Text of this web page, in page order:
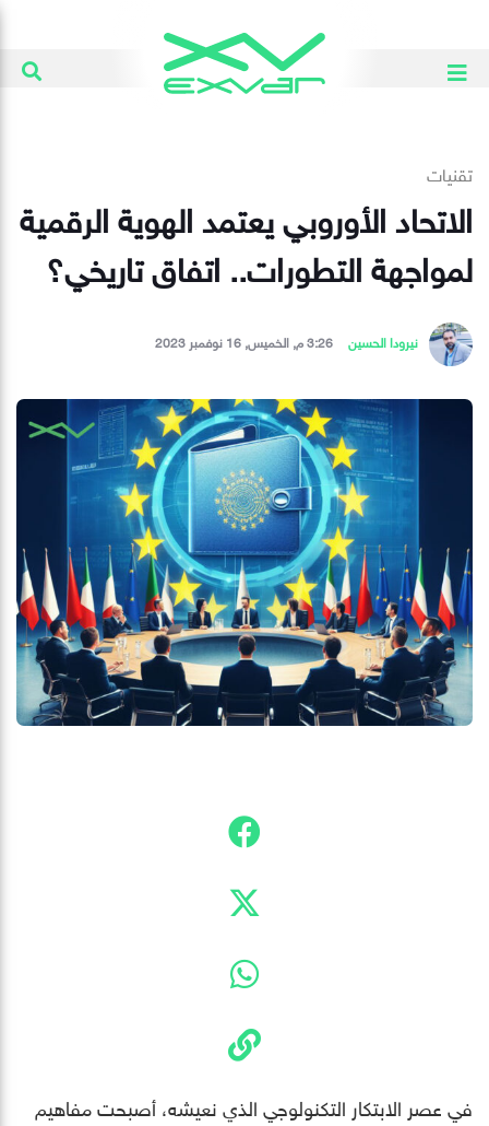
تقنيات
الاتحاد الأوروبي يعتمد الهوية الرقمية
لمواجهة التطورات.. اتفاق تاريخي؟
نيرودا الحسين 3:26 م, الخميس, 16 نوفمبر 2023
في عصر الابتكار التكنولوجي الذي نعيشه، أصبحت مفاهيم